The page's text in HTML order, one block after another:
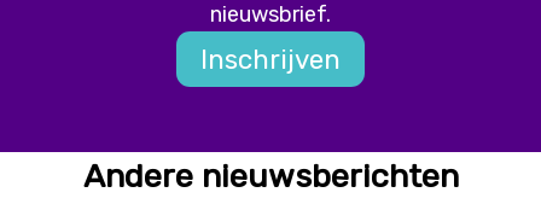
nieuwsbrief.
Inschrijven
Andere nieuwsberichten